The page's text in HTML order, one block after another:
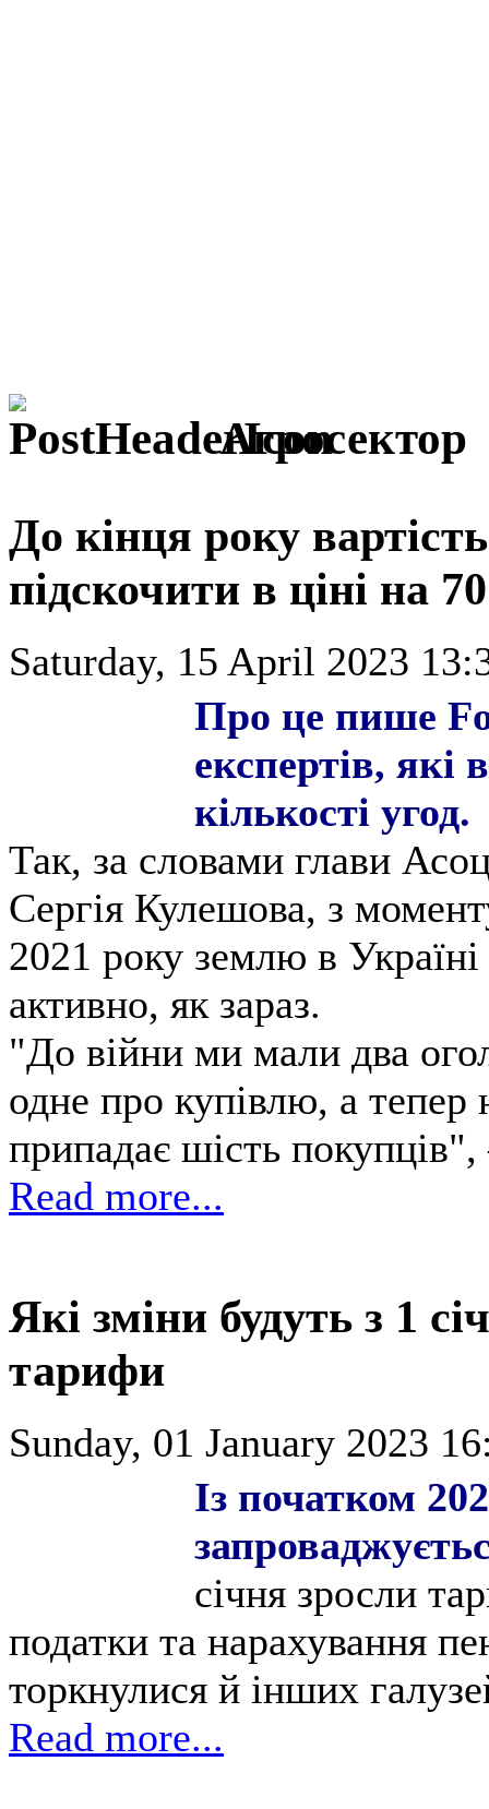
Агросектор
До кінця року
підскочити в ціні на
Saturday, 15 April 2023
Про це пише
експертів, які
кількості угод.
Так, за словами глави
Сергія Кулешова, з
2021 року землю в
активно, як зараз.
"До війни ми мали два
одне про купівлю, а тепер
припадає шість
Read more...
Які зміни будуть з 1
тарифи
Sunday, 01 January 2023
Із початком
січня зросли
податки та нарахування
торкнулися й інших
Read more...